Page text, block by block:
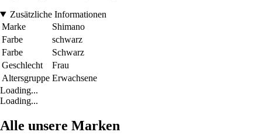
Zusätzliche Informationen
Marke
Shimano
Farbe
schwarz
Farbe
Schwarz
Geschlecht
Frau
Altersgruppe Erwachsene
Loading...
Loading...
Alle unsere Marken